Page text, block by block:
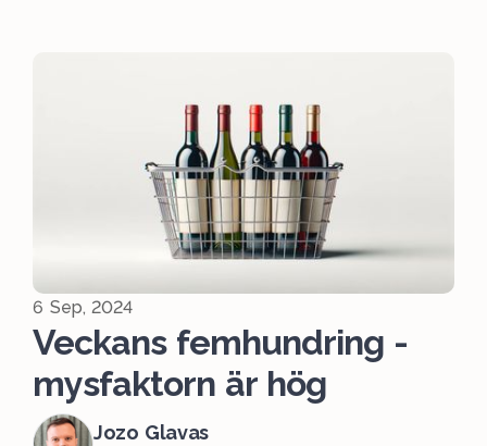
6 Sep, 2024
Veckans femhundring -
mysfaktorn är hög
Jozo Glavas